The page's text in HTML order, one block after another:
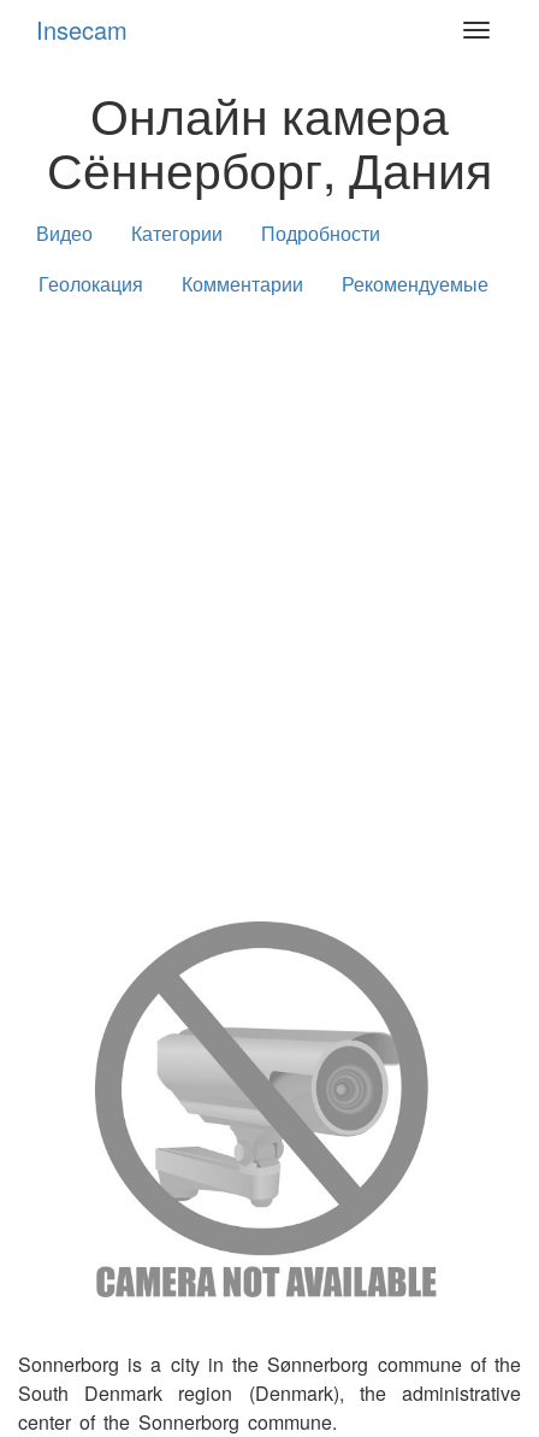
Toggle
Insecam
Онлайн камера
Сённерборг, Дания
Видео Категории
Подробности
Геолокация
Комментарии Рекомендуемые
Sonnerborg is a city in the Sønnerborg commune of the
South Denmark region (Denmark), the administrative
center of the Sonnerborg commune.